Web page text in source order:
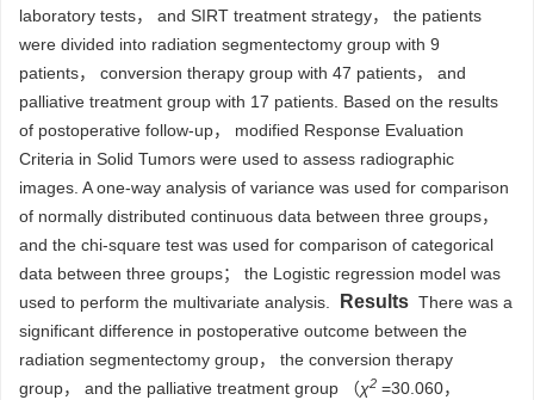
laboratory tests， and SIRT treatment strategy， the patients
were divided into radiation segmentectomy group with 9
patients， conversion therapy group with 47 patients， and
palliative treatment group with 17 patients. Based on the results
of postoperative follow-up， modified Response Evaluation
Criteria in Solid Tumors were used to assess radiographic
images. A one-way analysis of variance was used for comparison
of normally distributed continuous data between three groups，
and the chi-square test was used for comparison of categorical
data between three groups； the Logistic regression model was
used to perform the multivariate analysis.
Results There was a
significant difference in postoperative outcome between the
radiation segmentectomy group， the conversion therapy
group， and the palliative treatment group （χ2 =30.060，